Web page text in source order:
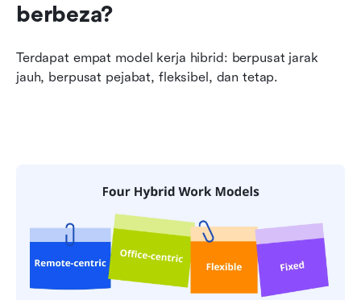
berbeza?
Terdapat empat model kerja hibrid: berpusat jarak
jauh, berpusat pejabat, fleksibel, dan tetap.